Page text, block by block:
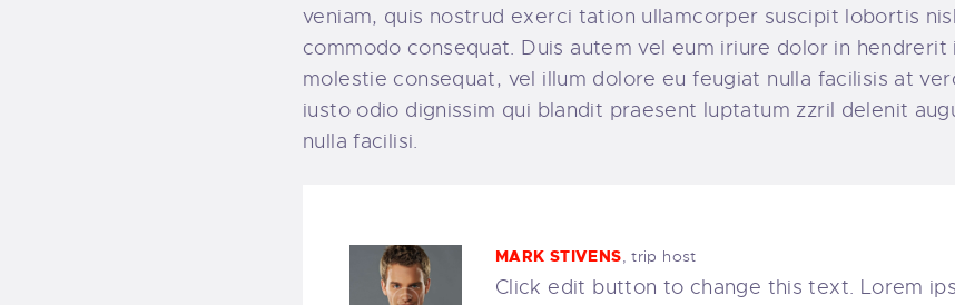
veniam, quis nostrud exerci tation ullamcorper suscipit lobortis
commodo consequat. Duis autem vel eum iriure dolor in
molestie consequat, vel illum dolore eu feugiat nulla facilisis at
iusto odio dignissim qui blandit praesent luptatum zzril delenit
nulla facilisi.
MARK STIVENS, trip host
Click edit button to change this text. Lorem